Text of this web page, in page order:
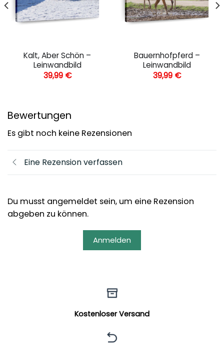
Kalt, Aber Schön –
Leinwandbild
39,99 €
Bauernhofpferd –
Leinwandbild
39,99 €
Bewertungen
Es gibt noch keine Rezensionen
Eine Rezension verfassen
Du musst angemeldet sein, um eine Rezension
abgeben zu können.
Anmelden
Kostenloser Versand